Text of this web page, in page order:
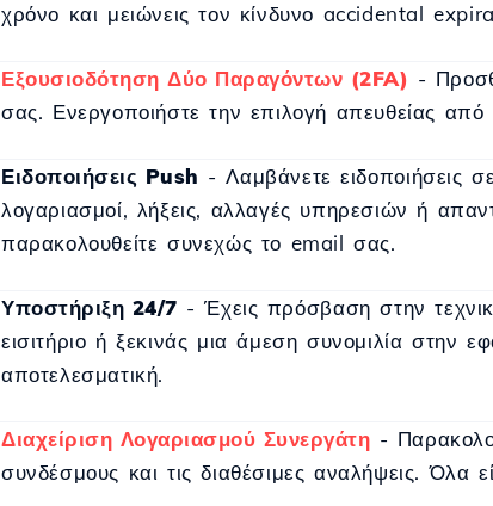
χρόνο και μειώνεις τον κίνδυνο accidental
Εξουσιοδότηση Δύο Παραγόντων (2FA) -
σας. Ενεργοποιήστε την επιλογή απευθείας
Ειδοποιήσεις Push - Λαμβάνετε ειδοποιήσεις
λογαριασμοί, λήξεις, αλλαγές υπηρεσιών ή
παρακολουθείτε συνεχώς το email σας.
Υποστήριξη 24/7 - Έχεις πρόσβαση στην
εισιτήριο ή ξεκινάς μια άμεση συνομιλία στην
αποτελεσματική.
Διαχείριση Λογαριασμού Συνεργάτη -
συνδέσμους και τις διαθέσιμες αναλήψεις. Όλα